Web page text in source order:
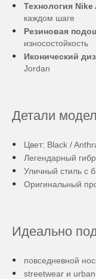
Технология Nike
каждом шаге
Резиновая
износостойкость
Иконический
Jordan
Детали
Цвет: Black /
Легендарный
Уличный стиль с
Оригинальный
Идеально
повседневной
streetwear и